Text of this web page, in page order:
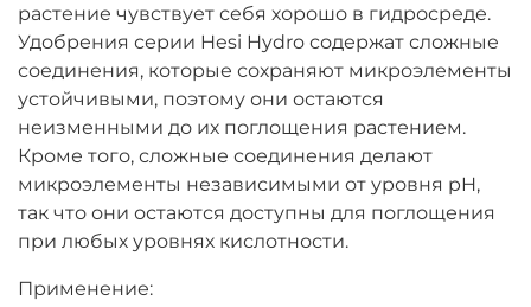
растение чувствует себя хорошо в гидросреде.
Удобрения серии Hesi Hydro содержат сложные
соединения, которые сохраняют микроэлементы
устойчивыми, поэтому они остаются
неизменными до их поглощения растением.
Кроме того, сложные соединения делают
микроэлементы независимыми от уровня pH,
так что они остаются доступны для поглощения
при любых уровнях кислотности.
Применение: